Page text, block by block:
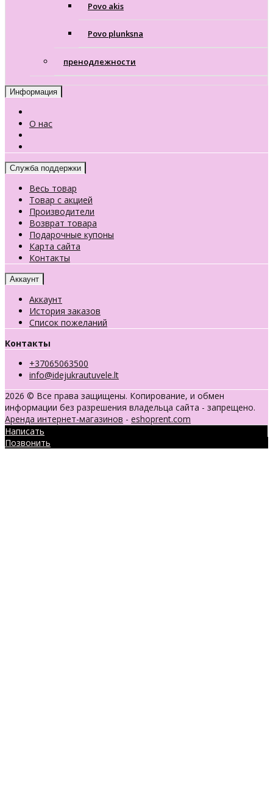
Povo akis
Povo plunksna
пренодлежности
Информация
О нас
Служба поддержки
Весь товар
Товар с акцией
Производители
Возврат товара
Подарочные купоны
Карта сайта
Контакты
Аккаунт
Аккаунт
История заказов
Список пожеланий
Контакты
+37065063500
info@idejukrautuvele.lt
2026 © Все права защищены. Копирование, и обмен
информации без разрешения владельца сайта - запрещено.
Аренда интернет-магазинов - eshoprent.com
Написать
Позвонить